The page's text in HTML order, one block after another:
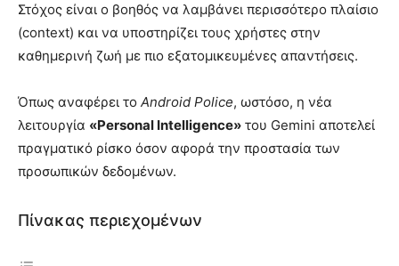
Στόχος είναι ο βοηθός να λαμβάνει περισσότερο πλαίσιο
(context) και να υποστηρίζει τους χρήστες στην
καθημερινή ζωή με πιο εξατομικευμένες απαντήσεις.
Όπως αναφέρει το Android Police, ωστόσο, η νέα
λειτουργία «Personal Intelligence» του Gemini αποτελεί
πραγματικό ρίσκο όσον αφορά την προστασία των
προσωπικών δεδομένων.
Πίνακας περιεχομένων